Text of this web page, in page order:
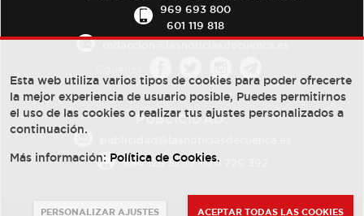
969 693 800
601 119 818
PUBLICIDAD:
684 126 573/670 726 392
Esta web utiliza varios tipos de cookies para poder ofrecerte
la mejor experiencia de usuario posible, Puedes permitirnos
el uso de las cookies o realizar tus ajustes personalizados a
continuación.
Más información: Política de Cookies.
PERSONALIZAR AJUSTES ACEPTAR TODAS LAS COOKIES